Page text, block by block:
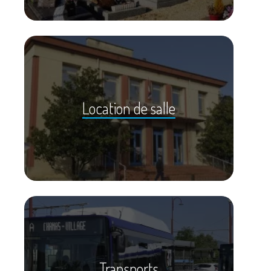
Location de salle